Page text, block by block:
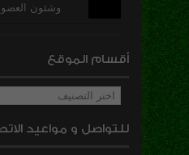
وشئون
أقسام الموقع
أقسام
الموقع
للتواصل و مواعيد